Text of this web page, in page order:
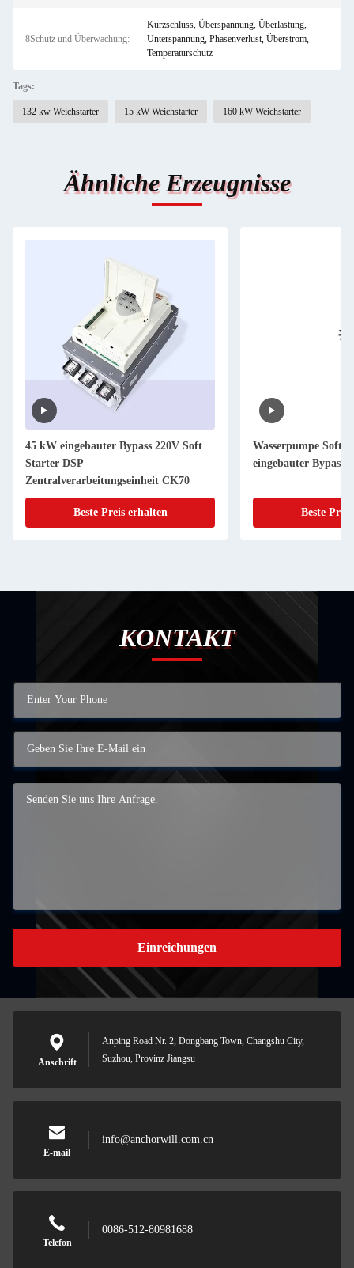
8Schutz und Überwachung:
Kurzschluss, Überspannung, Überlastung,
Unterspannung, Phasenverlust, Überstrom,
Temperaturschutz
Tags:
132 kw Weichstarter 15 kW Weichstarter 160 kW Weichstarter
Ähnliche Erzeugnisse
45 kW eingebauter Bypass 220V Soft
Starter DSP
Zentralverarbeitungseinheit CK70
Beste Preis erhalten
Wasserpumpe Soft
eingebauter Bypass
Beste
KONTAKT
Einreichungen
Anschrift
Anping Road Nr. 2, Dongbang Town, Changshu City,
Suzhou, Provinz Jiangsu
E-mail
info@anchorwill.com.cn
Telefon
0086-512-80981688